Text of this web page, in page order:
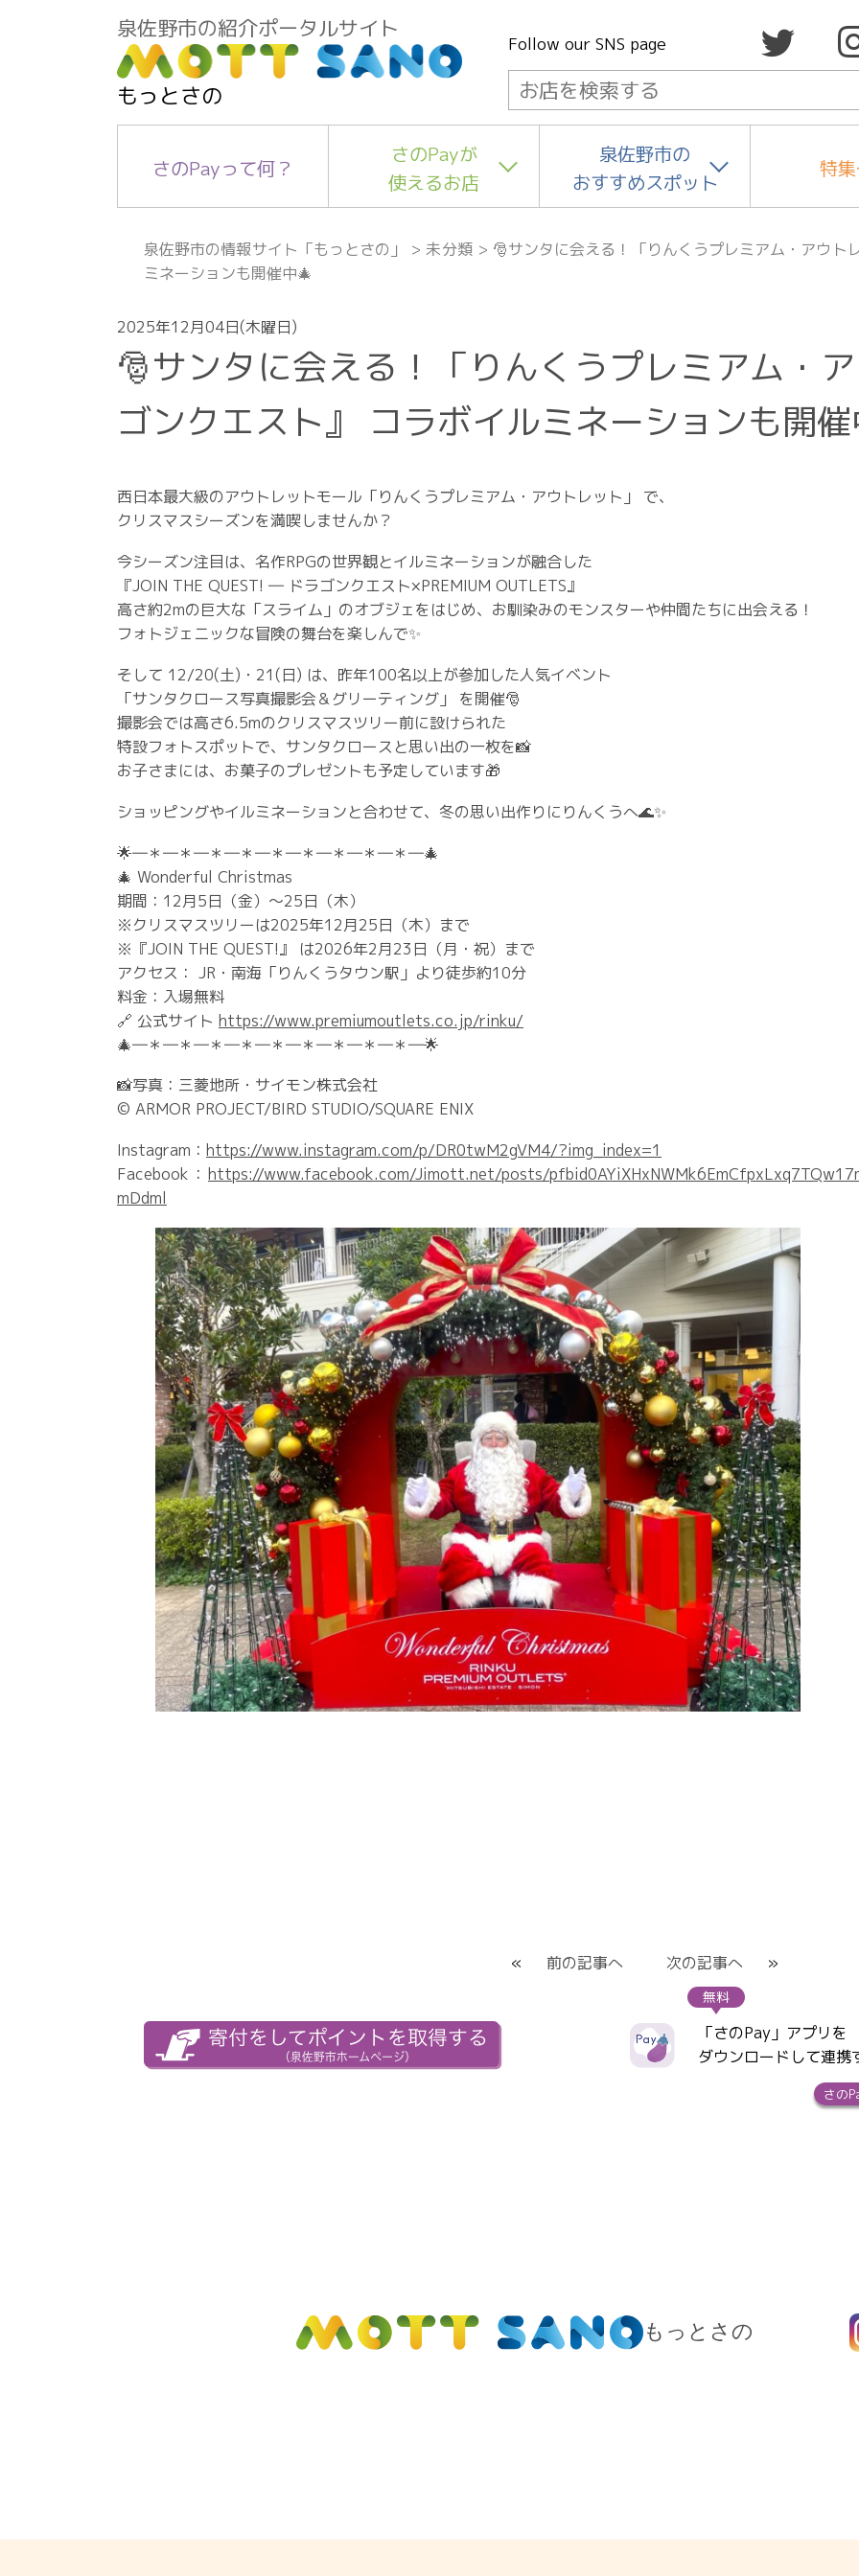
泉佐野市の紹介ポータルサイト
もっとさの
Follow our SNS page
さのPayって何？
さのPayが
使えるお店
泉佐野市の
おすすめスポット
特
泉佐野市の情報サイト「もっとさの」 >未分類> 🎅サンタに会える！「りんくうプレミアム・アウト
ミネーションも開催中🎄
2025年12月04日(木曜日)
🎅サンタに会える！「りんくうプレミアム・
ゴンクエスト』 コラボイルミネーションも開催
西日本最大級のアウトレットモール「りんくうプレミアム・アウトレット」 で、
クリスマスシーズンを満喫しませんか？
今シーズン注目は、名作RPGの世界観とイルミネーションが融合した
『JOIN THE QUEST! ― ドラゴンクエスト×PREMIUM OUTLETS』
高さ約2mの巨大な「スライム」のオブジェをはじめ、お馴染みのモンスターや仲間たちに出会える！
フォトジェニックな冒険の舞台を楽しんで✨
そして 12/20(土)・21(日) は、昨年100名以上が参加した人気イベント
「サンタクロース写真撮影会＆グリーティング」 を開催🎅
撮影会では高さ6.5mのクリスマスツリー前に設けられた
特設フォトスポットで、サンタクロースと思い出の一枚を📸
お子さまには、お菓子のプレゼントも予定しています🎁
ショッピングやイルミネーションと合わせて、冬の思い出作りにりんくうへ🌊✨
🌟―＊―＊―＊―＊―＊―＊―＊―＊―＊―🎄
🎄 Wonderful Christmas
期間：12月5日（金）〜25日（木）
※クリスマスツリーは2025年12月25日（木）まで
※『JOIN THE QUEST!』 は2026年2月23日（月・祝）まで
アクセス： JR・南海「りんくうタウン駅」より徒歩約10分
料金：入場無料
🔗 公式サイト https://www.premiumoutlets.co.jp/rinku/
🎄―＊―＊―＊―＊―＊―＊―＊―＊―＊―🌟
📸写真：三菱地所・サイモン株式会社
© ARMOR PROJECT/BIRD STUDIO/SQUARE ENIX
Instagram： https://www.instagram.com/p/DR0twM2gVM4/?img_index=1
Facebook： https://www.facebook.com/Jimott.net/posts/
mDdml
« 前の記事へ 次の記事へ »
「さのPay」アプリを
ダウンロードして連携
無料
さの
もっとさの